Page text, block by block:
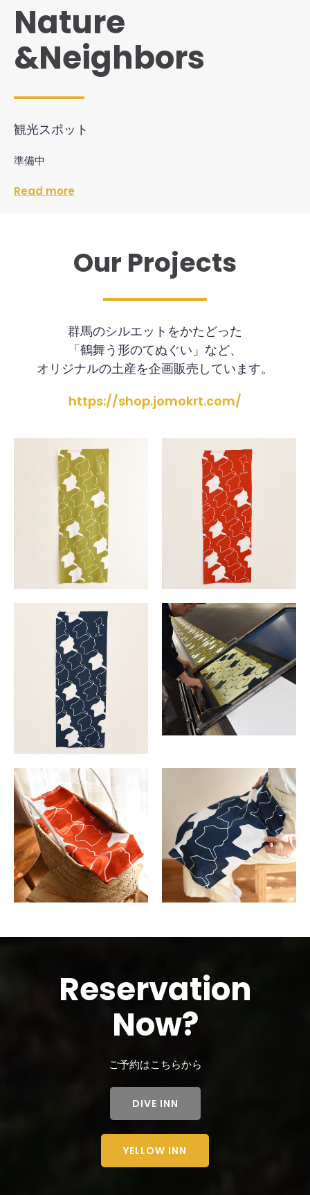
Nature
&Neighbors
観光スポット
準備中
Read more
Our Projects
群馬のシルエットをかたどった
「鶴舞う形のてぬぐい」など、
オリジナルの土産を企画販売しています。
https://shop.jomokrt.com/
Reservation
Now?
ご予約はこちらから
DIVE INN
YELLOW INN